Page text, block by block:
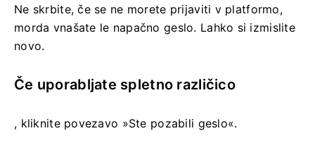
Ne skrbite, če se ne morete prijaviti v platformo,
morda vnašate le napačno geslo. Lahko si izmislite
novo.
Če uporabljate spletno različico
, kliknite povezavo »Ste pozabili geslo«.